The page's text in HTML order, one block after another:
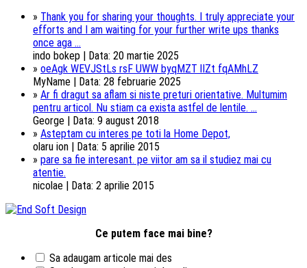
» Thank you for sharing your thoughts. I truly appreciate your
efforts and I am waiting for your further write ups thanks
once aga ...
indo bokep | Data: 20 martie 2025
» oeAgk WEVJStLs rsF UWW byqMZT lIZt fqAMhLZ
MyName | Data: 28 februarie 2025
» Ar fi dragut sa aflam si niste preturi orientative. Multumim
pentru articol. Nu stiam ca exista astfel de lentile. ...
George | Data: 9 august 2018
» Asteptam cu interes pe toti la Home Depot,
olaru ion | Data: 5 aprilie 2015
» pare sa fie interesant. pe viitor am sa il studiez mai cu
atentie.
nicolae | Data: 2 aprilie 2015
Ce putem face mai bine?
Sa adaugam articole mai des